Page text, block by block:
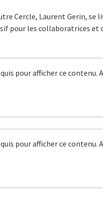
Cercle, Laurent Gerin, se
pour les collaboratrices et
pour afficher ce contenu.
pour afficher ce contenu.